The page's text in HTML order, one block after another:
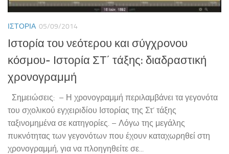
ΙΣΤΟΡΊΑ 05/09/2014
Ιστορία του νεότερου και σύγχρονου
κόσμου- Ιστορία ΣΤ΄ τάξης: διαδραστική
χρονογραμμή
Σημειώσεις: – Η χρονογραμμή περιλαμβάνει τα γεγονότα
του σχολικού εγχειριδίου Ιστορίας της Στ’ τάξης
ταξινομημένα σε κατηγορίες. – Λόγω της μεγάλης
πυκνότητας των γεγονότων που έχουν καταχωρηθεί στη
χρονογραμμή, για να πλοηγηθείτε σε...